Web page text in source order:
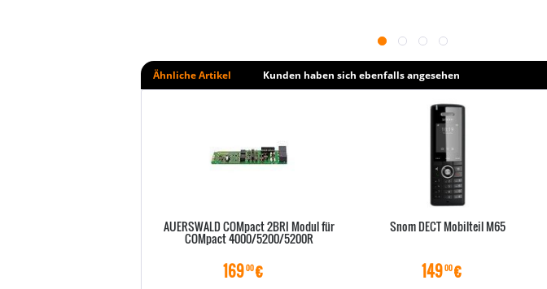
Ähnliche Artikel Kunden haben sich ebenfalls angesehen
AUERSWALD COMpact 2BRI Modul für
COMpact 4000/5200/5200R
16900€
Snom DECT Mobilteil M65
14900€